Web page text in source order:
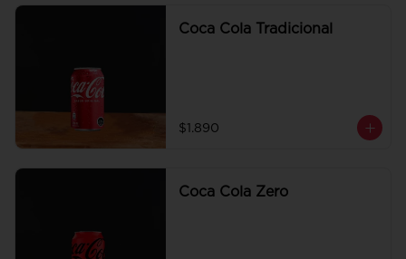
Coca Cola Tradicional
$1.890
Coca Cola Zero